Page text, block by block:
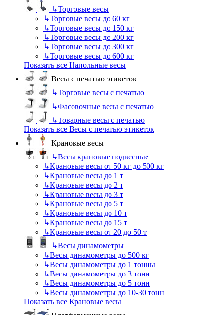
↳Торговые весы
↳Торговые весы до 60 кг
↳Торговые весы до 150 кг
↳Торговые весы до 200 кг
↳Торговые весы до 300 кг
↳Торговые весы до 600 кг
Показать все Напольные весы
Весы с печатью этикеток
↳Торговые весы с печатью
↳Фасовочные весы с печатью
↳Товарные весы с печатью
Показать все Весы с печатью этикеток
Крановые весы
↳Весы крановые подвесные
↳Крановые весы от 50 кг до 500 кг
↳Крановые весы до 1 т
↳Крановые весы до 2 т
↳Крановые весы до 3 т
↳Крановые весы до 5 т
↳Крановые весы до 10 т
↳Крановые весы до 15 т
↳Крановые весы от 20 до 50 т
↳Весы динамометры
↳Весы динамометры до 500 кг
↳Весы динамометры до 1 тонны
↳Весы динамометры до 3 тонн
↳Весы динамометры до 5 тонн
↳Весы динамометры до 10-30 тонн
Показать все Крановые весы